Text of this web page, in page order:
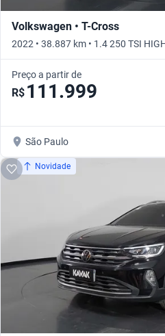
Volkswagen • T-Cross
2022 • 38.887 km • 1.4 250 TSI
Preço a partir de
R$ 111.999
São Paulo
Novidade